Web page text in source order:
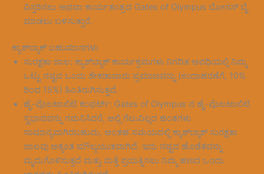
ವಿಸ್ತರಿಸಲು ಅಥವಾ ಕಾರ್ಯತಂತ್ರದ Gates of Olympus ಬೋನಸ್ ಬೈ
ಮಾಡಲು ಬಳಸುತ್ತಾರೆ.
ಕ್ಯಾಶ್‌ಬ್ಯಾಕ್ ಬಹುಮಾನಗಳು
ಸುರಕ್ಷತಾ ಜಾಲ: ಕ್ಯಾಶ್‌ಬ್ಯಾಕ್ ಕಾರ್ಯಕ್ರಮಗಳು ನಿಗದಿತ ಅವಧಿಯಲ್ಲಿ ನಿಮ್ಮ
ಒಟ್ಟು ನಷ್ಟದ ಒಂದು ಶೇಕಡಾವಾರು ಪ್ರಮಾಣವನ್ನು (ಉದಾಹರಣೆಗೆ, 10%
ರಿಂದ 15%) ಹಿಂತಿರುಗಿಸುತ್ತವೆ.
ಹೈ-ವೊಲಟಾಲಿಟಿ ಕಂಫರ್ಟ್: Gates of Olympus ನ ಹೈ-ವೊಲಟಾಲಿಟಿ
ಸ್ವಭಾವವನ್ನು ಗಮನಿಸಿದರೆ, ಅಲ್ಲಿ ಗೆಲುವಿಲ್ಲದ ಹಂತಗಳು
ಸಾಮಾನ್ಯವಾಗಿರಬಹುದು, ಅಂತಹ ಸಮಯದಲ್ಲಿ ಕ್ಯಾಶ್‌ಬ್ಯಾಕ್ ಸುರಕ್ಷತಾ
ಜಾಲವು ಅತ್ಯಂತ ಮೌಲ್ಯಯುತವಾಗಿದೆ. ಇದು ನಷ್ಟದ ಹೊಡೆತವನ್ನು
ಮೃದುಗೊಳಿಸುತ್ತದೆ ಮತ್ತು ಮತ್ತೆ ಪ್ರಯತ್ನಿಸಲು ನಿಮ್ಮ ಹಣದ ಒಂದು